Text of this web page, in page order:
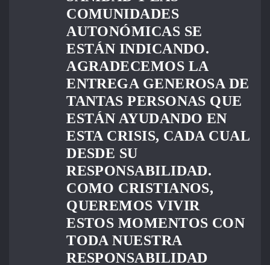
COMUNIDADES
AUTONÓMICAS SE
ESTÁN INDICANDO.
AGRADECEMOS LA
ENTREGA GENEROSA DE
TANTAS PERSONAS QUE
ESTÁN AYUDANDO EN
ESTA CRISIS, CADA CUAL
DESDE SU
RESPONSABILIDAD.
COMO CRISTIANOS,
QUEREMOS VIVIR
ESTOS MOMENTOS CON
TODA NUESTRA
RESPONSABILIDAD